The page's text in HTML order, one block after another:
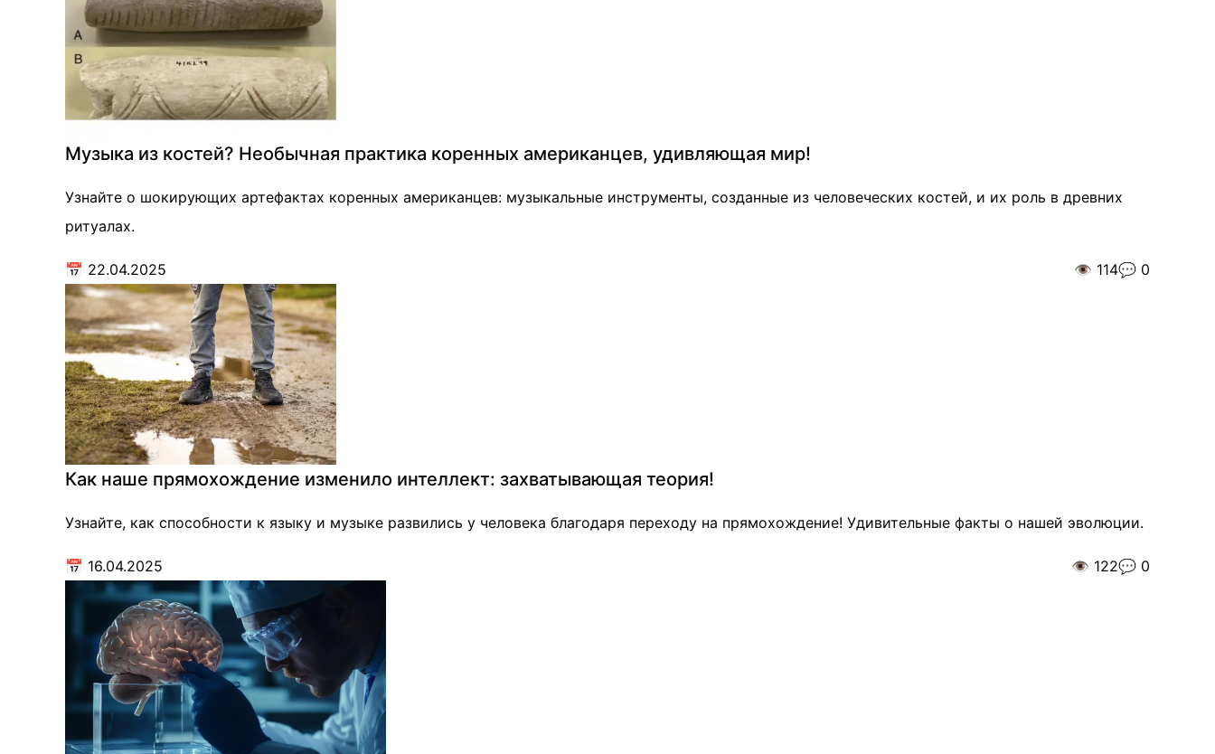
Музыка из костей? Необычная практика коренных американцев, удивляющая мир!
Узнайте о шокирующих артефактах коренных американцев: музыкальные инструменты, созданные из человеческих костей, и их роль в древних
ритуалах.
📅 22.04.2025 👁️ 114💬 0
Как наше прямохождение изменило интеллект: захватывающая теория!
Узнайте, как способности к языку и музыке развились у человека благодаря переходу на прямохождение! Удивительные факты о нашей эволюции.
📅 16.04.2025 👁️ 122💬 0